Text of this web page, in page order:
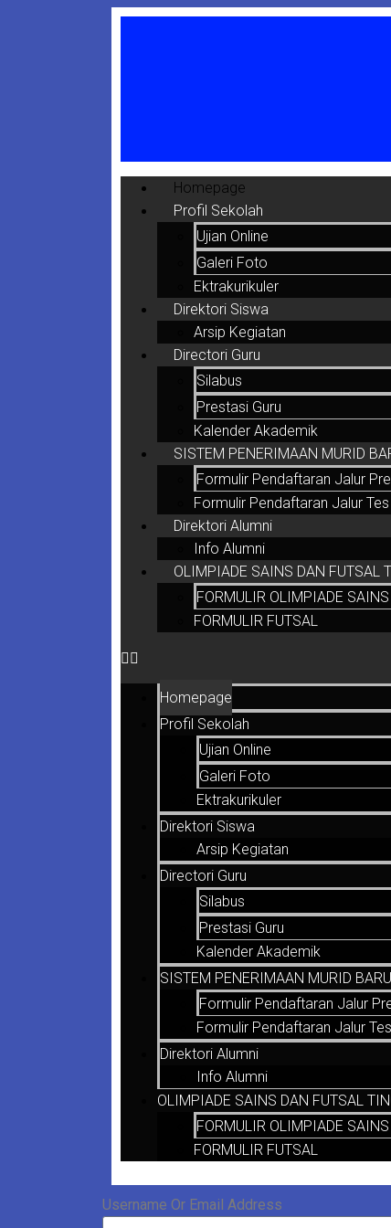
Homepage
Profil Sekolah
Ujian Online
Galeri Foto
Ektrakurikuler
Direktori Siswa
Arsip Kegiatan
Directori Guru
Silabus
Prestasi Guru
Kalender Akademik
SISTEM PENERIMAAN MURID
Formulir Pendaftaran Jalur
Formulir Pendaftaran Jalur Tes
Direktori Alumni
Info Alumni
OLIMPIADE SAINS DAN FUTSAL
FORMULIR OLIMPIADE SAINS
FORMULIR FUTSAL
Homepage
Profil Sekolah
Ujian Online
Galeri Foto
Ektrakurikuler
Direktori Siswa
Arsip Kegiatan
Directori Guru
Silabus
Prestasi Guru
Kalender Akademik
SISTEM PENERIMAAN MURID
Formulir Pendaftaran Jalur
Formulir Pendaftaran Jalur Tes
Direktori Alumni
Info Alumni
OLIMPIADE SAINS DAN FUTSAL
FORMULIR OLIMPIADE SAINS
FORMULIR FUTSAL
Username Or Email Address